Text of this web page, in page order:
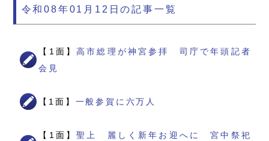
令和08年01月12日の記事一覧
【1面】高市総理が神宮参拝 司庁で年頭記者
会見
【1面】 一般参賀に六万人
【1面】聖上 麗しく新年お迎へに 宮中祭祀